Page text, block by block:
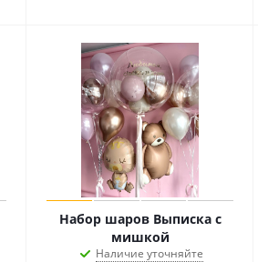
Набор шаров Выписка с
мишкой
Наличие уточняйте